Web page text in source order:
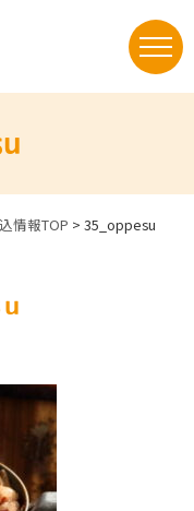
情報TOP >35_oppesu